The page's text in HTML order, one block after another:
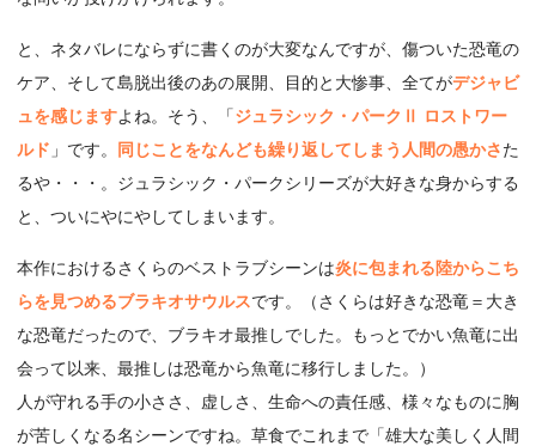
と、ネタバレにならずに書くのが大変なんですが、傷ついた恐竜の
ケア、そして島脱出後のあの展開、目的と大惨事、全てがデジャビ
ュを感じますよね。そう、「ジュラシック・パークⅡ ロストワー
ルド 」です。 同じことをなんども繰り返してしまう人間の愚かさた
るや・・・。ジュラシック・パークシリーズが大好きな身からする
と、ついにやにやしてしまいます。
本作におけるさくらのベストラブシーンは炎に包まれる陸からこち
らを見つめるブラキオサウルスです。（さくらは好きな恐竜＝大き
な恐竜だったので、ブラキオ最推しでした。もっとでかい魚竜に出
会って以来、最推しは恐竜から魚竜に移行しました。）
人が守れる手の小ささ、虚しさ、生命への責任感、様々なものに胸
が苦しくなる名シーンですね。草食でこれまで「雄大な美しく人間